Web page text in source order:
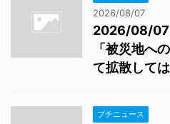
2026/08/07
2026/08/07
「被災地へ
て拡散して
プチニュース